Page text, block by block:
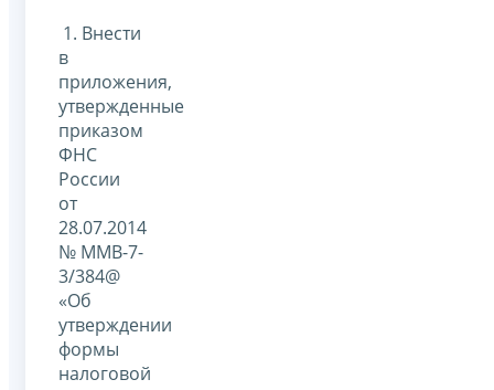
1. Внести
в
приложения,
утвержденные
приказом
ФНС
России
от
28.07.2014
№ ММВ-7-
3/384@
«Об
утверждении
формы
налоговой